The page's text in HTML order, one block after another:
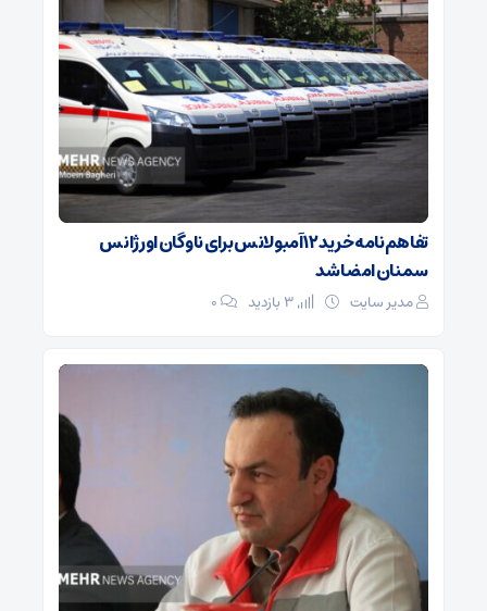
تفاهم‌نامه خرید ۱۲ آمبولانس برای ناوگان اورژانس
سمنان امضا شد
مدیر سایت ۰